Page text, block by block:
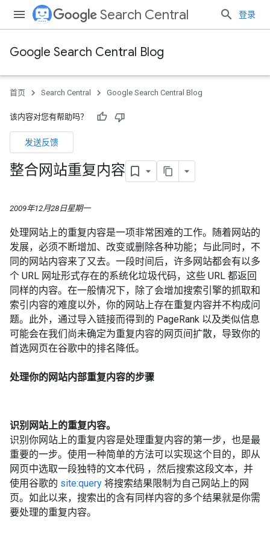
Search Central 登录
Google Search Central Blog
首页 Search Central Google Search Central Blog
该内容对您有帮助吗？
发送反馈
整合网站重复内容
2009年12月28日星期一
处理网站上的重复内容是一项非常困难的工作。随着网站的
发展，必须不断增加、改变或删除各种功能；与此同时，不
同的网站内容来了又去。一段时间后，许多网站都会有以多
个 URL 网址形式存在的系统化垃圾代码，这些 URL 都返回
同样的内容。在一般情况下，除了会增加搜索引擎的抓取和
索引内容的难度以外，你的网站上存在重复内容并不构成问
题。此外，通过导入链接而得到的 PageRank 以及类似信息
可能会在我们尚未确定为重复内容的网页间扩散，导致你的
首选网页在谷歌中的排名降低。
处理你的网站内部重复内容的步骤
识别网站上的重复内容。
识别你网站上的重复内容是处理重复内容的第一步，也是最
重要的一步。使用一种简单的方法可以实现这个目的，即从
网页中选取一段独特的文本代码 ，然后搜索这段文本，并
使用谷歌的 site:query 将搜索结果限制为自己网站上的网
页。如此以来，搜索出的含有同样内容的多个结果就是你需
要处理的重复内容。